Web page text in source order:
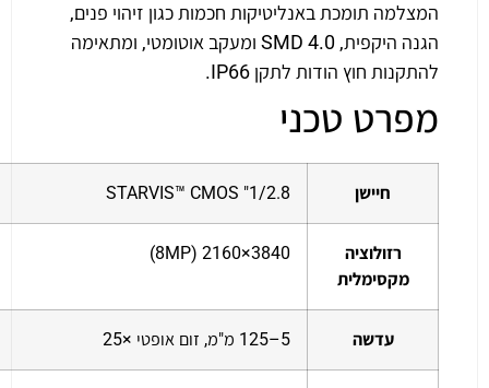
המצלמה תומכת באנליטיקות חכמות כגון זיהוי פנים,
הגנה היקפית, SMD 4.0 ומעקב אוטומטי, ומתאימה
להתקנות חוץ הודות לתקן IP66.
מפרט טכני
חיישן 1/2.8" STARVIS™ CMOS
רזולוציה
מקסימלית
3840×2160 (8MP)
עדשה 5–125 מ"מ, זום אופטי ×25